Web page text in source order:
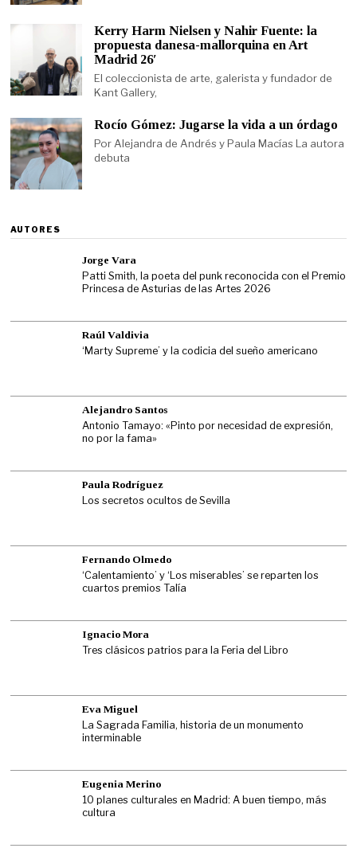
Kerry Harm Nielsen y Nahir Fuente: la
propuesta danesa-mallorquina en Art
Madrid 26′
El coleccionista de arte, galerista y fundador de
Kant Gallery,
Rocío Gómez: Jugarse la vida a un órdago
Por Alejandra de Andrés y Paula Macías La autora
debuta
AUTORES
Jorge Vara
Patti Smith, la poeta del punk reconocida con el Premio
Princesa de Asturias de las Artes 2026
Raúl Valdivia
‘Marty Supreme’ y la codicia del sueño americano
Alejandro Santos
Antonio Tamayo: «Pinto por necesidad de expresión,
no por la fama»
Paula Rodríguez
Los secretos ocultos de Sevilla
Fernando Olmedo
‘Calentamiento’ y ‘Los miserables’ se reparten los
cuartos premios Talía
Ignacio Mora
Tres clásicos patrios para la Feria del Libro
Eva Miguel
La Sagrada Familia, historia de un monumento
interminable
Eugenia Merino
10 planes culturales en Madrid: A buen tiempo, más
cultura